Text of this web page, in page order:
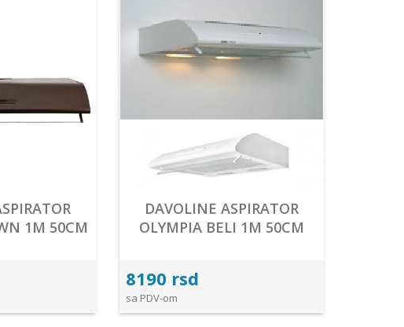
1M 50CM
DAVOLINE ASPIRATOR
OLYMPIA BELI 1M 50CM
8190 rsd
sa PDV-om